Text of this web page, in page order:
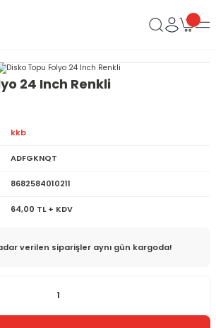
24 Inch Renkli
kkb
ADFGKNQT
8682584010211
64,00 TL + KDV
verilen siparişler aynı gün kargoda!